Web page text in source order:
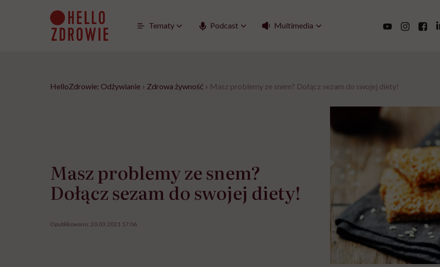
Tematy Podcast Multimedia
HelloZdrowie: Odżywianie › Zdrowa żywność › Masz problemy ze snem? Dołącz sezam do swojej diety!
Masz problemy ze snem?
Dołącz sezam do swojej diety!
Opublikowano: 20.03.2021 17:06